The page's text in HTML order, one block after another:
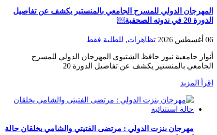
المهرجان الدولي للمسرح الجامعي بالمنستير يكشف عن تفاصيل
الدورة 20 في ندوته الصحفية￼
06 أغسطس 2026 تظاهرات, للطلبة فقط
أنوار جامعية نيوز حافظ الشتيوي المهرجان الدولي للمسرح
الجامعي بالمنستير يكشف عن تفاصيل الدورة 20
اقرأ المزيد
مهرجان بنزت الدولي : مرتضى الفتيتي والشامي يخلقان حالة